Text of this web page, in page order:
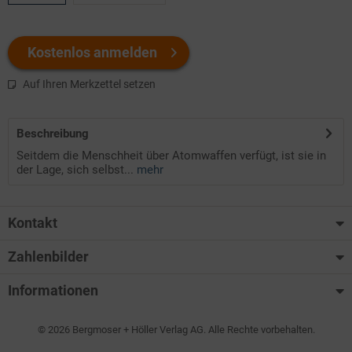
Kostenlos anmelden
Auf Ihren Merkzettel setzen
Beschreibung
Seitdem die Menschheit über Atomwaffen verfügt, ist sie in
der Lage, sich selbst... mehr
Kontakt
Zahlenbilder
Informationen
© 2026 Bergmoser + Höller Verlag AG. Alle Rechte vorbehalten.